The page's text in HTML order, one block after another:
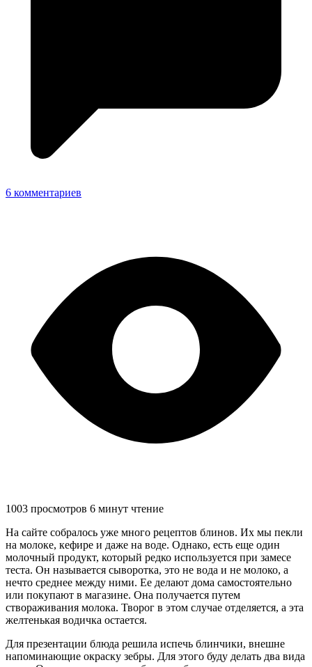
6 комментариев
1003 просмотров 6 минут чтение
На сайте собралось уже много рецептов блинов. Их мы пекли
на молоке, кефире и даже на воде. Однако, есть еще один
молочный продукт, который редко используется при замесе
теста. Он называется сыворотка, это не вода и не молоко, а
нечто среднее между ними. Ее делают дома самостоятельно
или покупают в магазине. Она получается путем
створаживания молока. Творог в этом случае отделяется, а эта
желтенькая водичка остается.
Для презентации блюда решила испечь блинчики, внешне
напоминающие окраску зебры. Для этого буду делать два вида